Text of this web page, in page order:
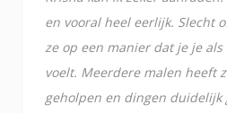
en vooral heel eerlijk. Slecht
ze op een manier dat je je
voelt. Meerdere malen heeft
geholpen en dingen duidelijk